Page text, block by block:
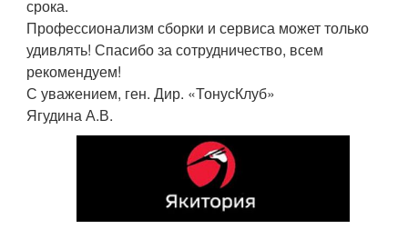
срока.
Профессионализм сборки и сервиса может только
удивлять! Спасибо за сотрудничество, всем
рекомендуем!
С уважением, ген. Дир. «ТонусКлуб»
Ягудина А.В.